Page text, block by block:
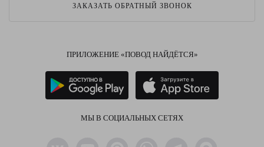
ЗАКАЗАТЬ ОБРАТНЫЙ ЗВОНОК
ПРИЛОЖЕНИЕ «ПОВОД НАЙДЁТСЯ»
МЫ В СОЦИАЛЬНЫХ СЕТЯХ